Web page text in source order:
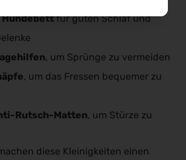
für guten Schlaf und
, um Sprünge zu vermeiden
, um das Fressen bequemer zu
Rutsch-Matten, um Stürze zu
diese Kleinigkeiten einen